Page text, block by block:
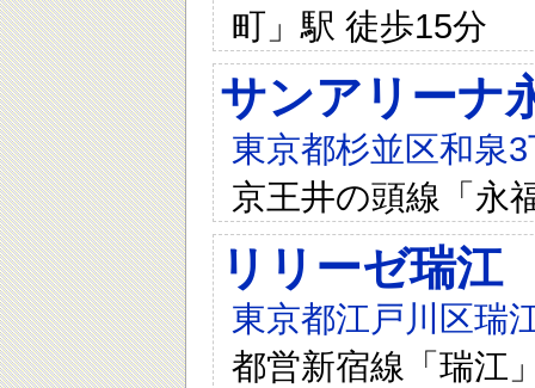
町」駅 徒歩15分
サンアリーナ
東京都杉並区和泉
京王井の頭線「永
リリーゼ瑞江
東京都江戸川区瑞
都営新宿線「瑞江